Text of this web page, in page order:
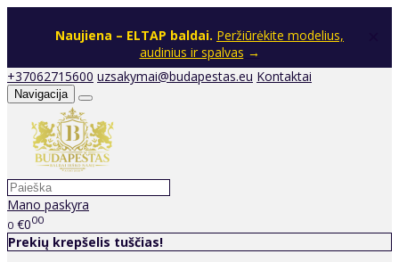
Naujiena – ELTAP baldai. Peržiūrėkite modelius,
audinius ir spalvas →
+37062715600 uzsakymai@budapestas.eu Kontaktai
Navigacija
Mano paskyra
0 €000
Prekių krepšelis tuščias!